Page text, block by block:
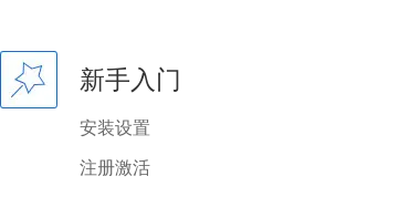
新手入门
安装设置
注册激活